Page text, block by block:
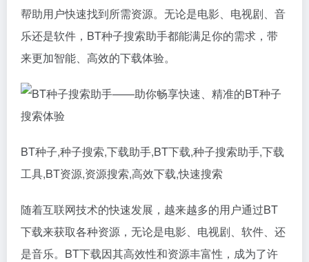
帮助用户快速找到所需资源。无论是电影、电视剧、音
乐还是软件，BT种子搜索助手都能满足你的需求，带
来更加智能、高效的下载体验。
BT种子,种子搜索,下载助手,BT下载,种子搜索助手,下载
工具,BT资源,资源搜索,高效下载,快速搜索
随着互联网技术的快速发展，越来越多的用户通过BT
下载来获取各种资源，无论是电影、电视剧、软件、还
是音乐。BT下载因其高效性和资源丰富性，成为了许